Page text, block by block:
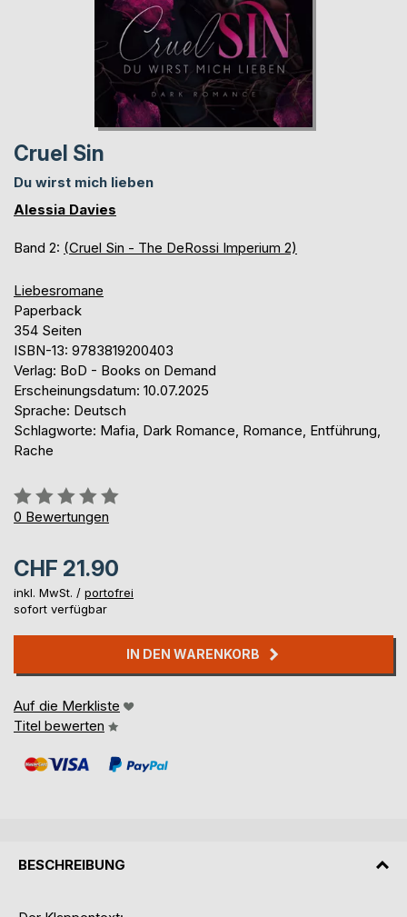
Cruel Sin
Du wirst mich lieben
Alessia Davies
Band 2: (Cruel Sin - The DeRossi Imperium 2)
Liebesromane
Paperback
354 Seiten
ISBN-13: 9783819200403
Verlag: BoD - Books on Demand
Erscheinungsdatum: 10.07.2025
Sprache: Deutsch
Schlagworte: Mafia, Dark Romance, Romance, Entführung,
Rache
Bewertung::
0%
0 Bewertungen
CHF 21.90
inkl. MwSt. / portofrei
sofort verfügbar
IN DEN WARENKORB
Auf die Merkliste
Titel bewerten
BESCHREIBUNG